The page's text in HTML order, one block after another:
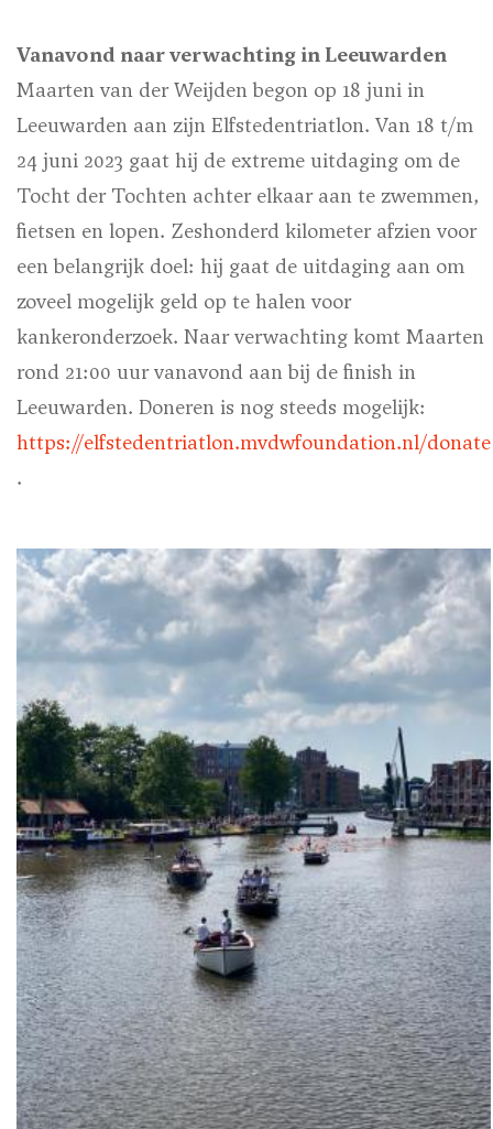
Vanavond naar verwachting in Leeuwarden
Maarten van der Weijden begon op 18 juni in
Leeuwarden aan zijn Elfstedentriatlon. Van 18 t/m
24 juni 2023 gaat hij de extreme uitdaging om de
Tocht der Tochten achter elkaar aan te zwemmen,
fietsen en lopen. Zeshonderd kilometer afzien voor
een belangrijk doel: hij gaat de uitdaging aan om
zoveel mogelijk geld op te halen voor
kankeronderzoek. Naar verwachting komt Maarten
rond 21:00 uur vanavond aan bij de finish in
Leeuwarden. Doneren is nog steeds mogelijk:
https://elfstedentriatlon.mvdwfoundation.nl/donate
.